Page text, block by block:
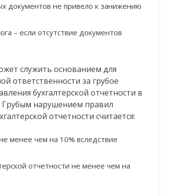
документов не привело к занижению
– если отсутствие документов
служить основанием для
ответственности за грубое
бухгалтерской отчетности в
Грубым нарушением правил
отчетности считается:
менее чем на 10% вследствие
отчетности не менее чем на